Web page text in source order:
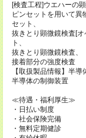
[検査工程]ウエハーの顕
ピンセットを用いて異
セット、
抜きとり顕微鏡検査[
ト、
抜きとり顕微鏡検査、
接着部分の強度検査
【取扱製品情報】半導
半導体の制御装置
≪待遇・福利厚生≫
・日払い制度
・社会保険完備
・無料定期健診